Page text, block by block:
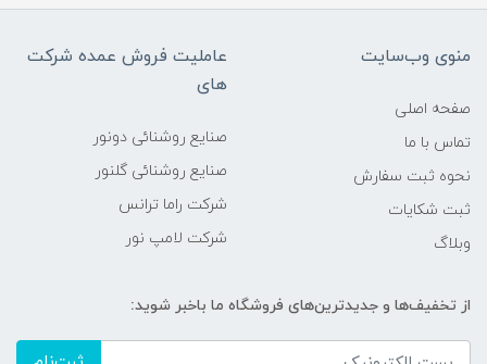
منوی وب‌سایت
صفحه اصلی
تماس با ما
نحوه ثبت سفارش
ثبت شکایات
وبلاگ
عاملیت فروش عمده شرکت
های
صنایع روشنائی دونور
صنایع روشنائی گلنور
شرکت راما ترانس
شرکت لامپ نور
از تخفیف‌ها و جدیدترین‌های فروشگاه ما باخبر شوید: